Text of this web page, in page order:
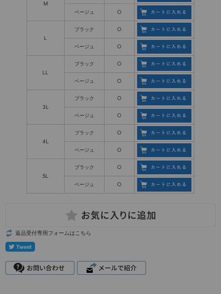
M
ベージュ ○
L
ブラック ○
ベージュ ○
LL
ブラック ○
ベージュ ○
3L
ブラック ○
ベージュ ○
4L
ブラック ○
ベージュ ○
5L
ブラック ○
ベージュ ○
返品受付専用フォームはこちら